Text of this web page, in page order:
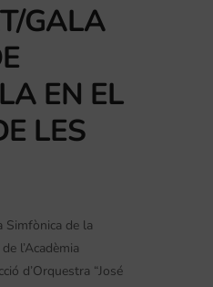
GALA
EN EL
LES
Simfònica de la
l’Acadèmia
d’Orquestra “José